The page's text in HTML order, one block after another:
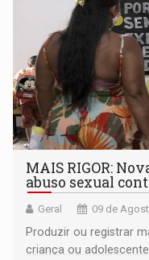
MAIS RIGOR:
abuso sexual
Geral 09 de
Produzir ou registrar
criança ou